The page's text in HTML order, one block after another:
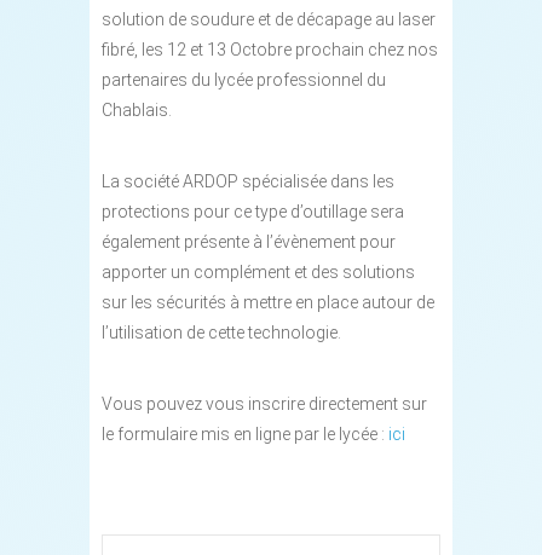
solution de soudure et de décapage au laser
fibré, les 12 et 13 Octobre prochain chez nos
partenaires du lycée professionnel du
Chablais.
La société ARDOP spécialisée dans les
protections pour ce type d’outillage sera
également présente à l’évènement pour
apporter un complément et des solutions
sur les sécurités à mettre en place autour de
l’utilisation de cette technologie.
Vous pouvez vous inscrire directement sur
le formulaire mis en ligne par le lycée : ici